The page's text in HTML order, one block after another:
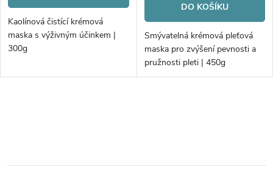
Kaolínová čistící krémová
maska s výživným účinkem |
300g
DO KOŠÍKU
Smývatelná krémová pleťová
maska pro zvýšení pevnosti a
pružnosti pleti | 450g
l